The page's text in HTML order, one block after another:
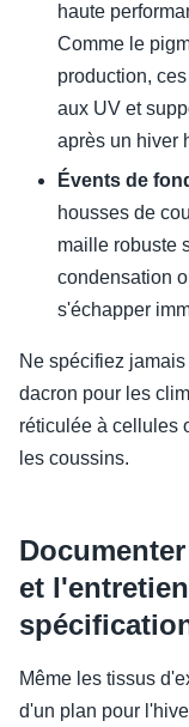
haute
Comme le
production,
aux UV et
après un hiver
Évents de
housses de
maille robuste
condensation
s'échapper
Ne spécifiez
dacron pour les
réticulée à cellules
les coussins.
et
Même les tissus
d'un plan pour